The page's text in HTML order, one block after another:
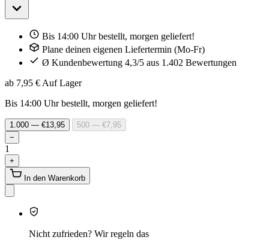
Bis 14:00 Uhr bestellt, morgen geliefert!
Plane deinen eigenen Liefertermin (Mo-Fr)
Ø Kundenbewertung 4,3/5 aus 1.402 Bewertungen
ab 7,95 € Auf Lager
Bis 14:00 Uhr bestellt, morgen geliefert!
1.000 — €13,95
500 — €7,95
−
1
+
In den Warenkorb
Nicht zufrieden? Wir regeln das